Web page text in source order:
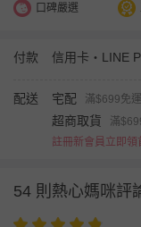
口碑嚴選
付款
配送 宅配 滿$699免運
超商取貨
滿
註冊新會員立即領
54 則熱心媽咪評